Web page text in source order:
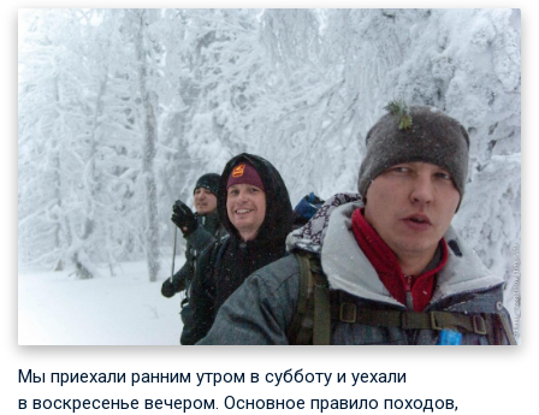
Мы приехали ранним утром в субботу и уехали
в воскресенье вечером. Основное правило походов,